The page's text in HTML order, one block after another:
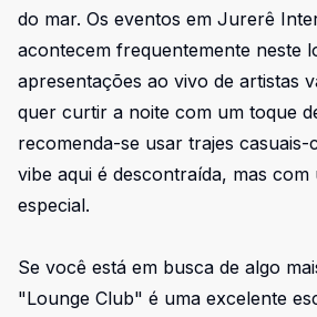
do mar. Os eventos em Jurerê
acontecem frequentemente neste
apresentações ao vivo de artistas
quer curtir a noite com um toque
recomenda-se usar trajes casuais-
vibe aqui é descontraída, mas com
especial.
Se você está em busca de algo
"Lounge Club" é uma excelente